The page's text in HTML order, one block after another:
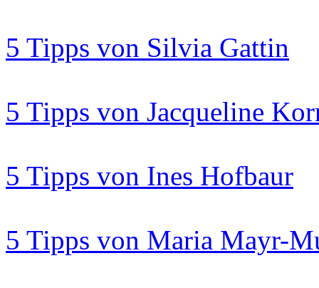
5 Tipps von Silvia Gattin
5 Tipps von Jacqueline
5 Tipps von Ines Hofbaur
5 Tipps von Maria Mayr-